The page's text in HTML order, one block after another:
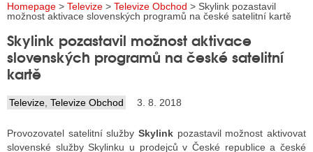
INTERNET
TISK
RÁDIÍ
Homepage > Televize > Televize Obchod > Skylink pozastavil
možnost aktivace slovenských programů na české satelitní kartě
Skylink pozastavil možnost aktivace
slovenských programů na české satelitní
kartě
Televize Televize Obchod 3. 8. 2018
Provozovatel satelitní služby Skylink pozastavil možnost aktivovat
slovenské služby Skylinku u prodejců v České republice a české